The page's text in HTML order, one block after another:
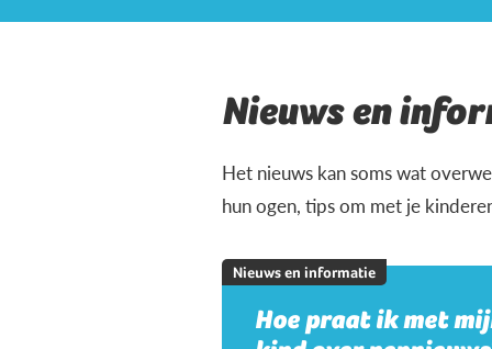
Nieuws en
Het nieuws kan soms wat
hun ogen, tips om met je
Nieuws en informatie
Hoe praat ik met